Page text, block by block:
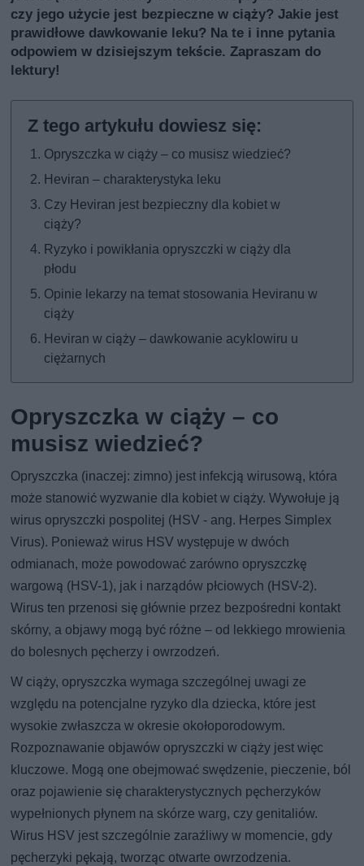
czy jego użycie jest bezpieczne w ciąży? Jakie jest
prawidłowe dawkowanie leku? Na te i inne pytania
odpowiem w dzisiejszym tekście. Zapraszam do
lektury!
Opryszczka w ciąży – co musisz wiedzieć?
Heviran – charakterystyka leku
Czy Heviran jest bezpieczny dla kobiet w
ciąży?
Ryzyko i powikłania opryszczki w ciąży dla
płodu
Opinie lekarzy na temat stosowania Heviranu w
ciąży
Heviran w ciąży – dawkowanie acyklowiru u
ciężarnych
Opryszczka w ciąży – co
musisz wiedzieć?
Opryszczka (inaczej: zimno) jest infekcją wirusową, która
może stanowić wyzwanie dla kobiet w ciąży. Wywołuje ją
wirus opryszczki pospolitej (HSV - ang. Herpes Simplex
Virus). Ponieważ wirus HSV występuje w dwóch
odmianach, może powodować zarówno opryszczkę
wargową (HSV-1), jak i narządów płciowych (HSV-2).
Wirus ten przenosi się głównie przez bezpośredni kontakt
skórny, a objawy mogą być różne – od lekkiego mrowienia
do bolesnych pęcherzy i owrzodzeń.
W ciąży, opryszczka wymaga szczególnej uwagi ze
względu na potencjalne ryzyko dla dziecka, które jest
wysokie zwłaszcza w okresie okołoporodowym.
Rozpoznawanie objawów opryszczki w ciąży jest więc
kluczowe. Mogą one obejmować swędzenie, pieczenie, ból
oraz pojawienie się charakterystycznych pęcherzyków
wypełnionych płynem na skórze warg, czy genitaliów.
Wirus HSV jest szczególnie zaraźliwy w momencie, gdy
pęcherzyki pękają, tworząc otwarte owrzodzenia.